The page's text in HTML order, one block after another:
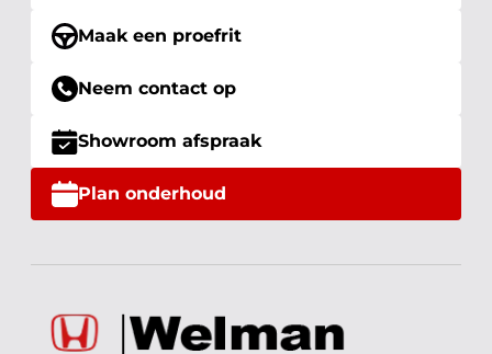
Maak een proefrit
Neem contact op
Showroom afspraak
Plan onderhoud